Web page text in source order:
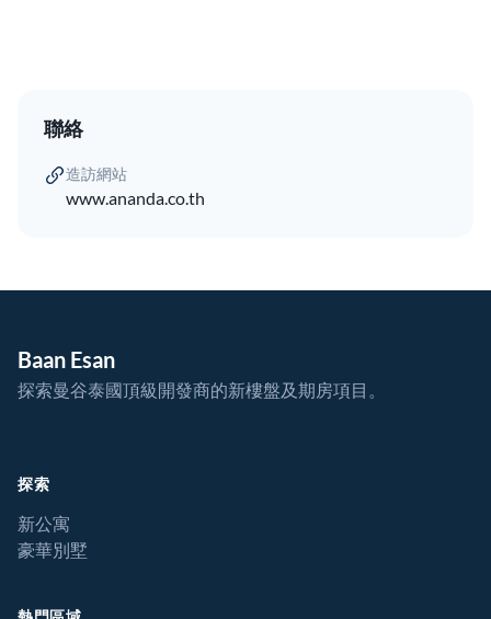
聯絡
造訪網站
www.ananda.co.th
Baan Esan
探索曼谷泰國頂級開發商的新樓盤及期房項目。
探索
新公寓
豪華別墅